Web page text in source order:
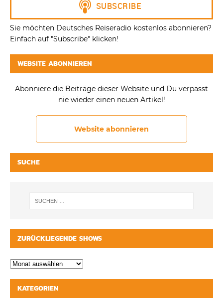
Sie möchten Deutsches Reiseradio kostenlos abonnieren?
Einfach auf "Subscribe" klicken!
WEBSITE ABONNIEREN
Abonniere die Beiträge dieser Website und Du verpasst
nie wieder einen neuen Artikel!
Website abonnieren
SUCHE
ZURÜCKLIEGENDE SHOWS
KATEGORIEN